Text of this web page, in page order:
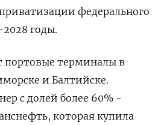
федерального
годы.
терминалы в
и Балтийске.
​с долей ⁠более 60% -
которая купила